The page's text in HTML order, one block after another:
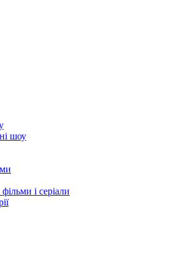
шоу
і серіали